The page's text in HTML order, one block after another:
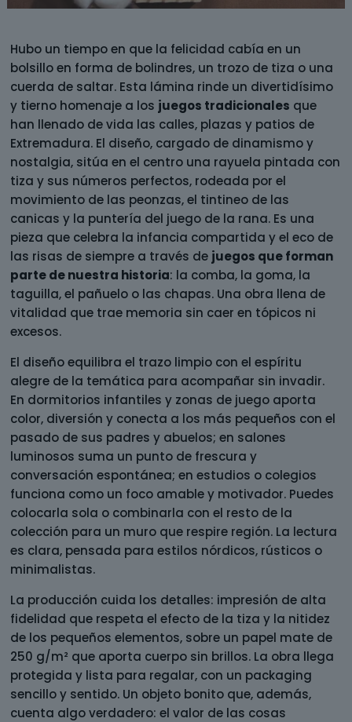
Hubo un tiempo en que la felicidad cabía en un
bolsillo en forma de bolindres, un trozo de tiza o una
cuerda de saltar. Esta lámina rinde un divertidísimo
y tierno homenaje a los juegos tradicionales que
han llenado de vida las calles, plazas y patios de
Extremadura. El diseño, cargado de dinamismo y
nostalgia, sitúa en el centro una rayuela pintada con
tiza y sus números perfectos, rodeada por el
movimiento de las peonzas, el tintineo de las
canicas y la puntería del juego de la rana. Es una
pieza que celebra la infancia compartida y el eco de
las risas de siempre a través de juegos que forman
parte de nuestra historia: la comba, la goma, la
taguilla, el pañuelo o las chapas. Una obra llena de
vitalidad que trae memoria sin caer en tópicos ni
excesos.
El diseño equilibra el trazo limpio con el espíritu
alegre de la temática para acompañar sin invadir.
En dormitorios infantiles y zonas de juego aporta
color, diversión y conecta a los más pequeños con el
pasado de sus padres y abuelos; en salones
luminosos suma un punto de frescura y
conversación espontánea; en estudios o colegios
funciona como un foco amable y motivador. Puedes
colocarla sola o combinarla con el resto de la
colección para un muro que respire región. La lectura
es clara, pensada para estilos nórdicos, rústicos o
minimalistas.
La producción cuida los detalles: impresión de alta
fidelidad que respeta el efecto de la tiza y la nitidez
de los pequeños elementos, sobre un papel mate de
250 g/m² que aporta cuerpo sin brillos. La obra llega
protegida y lista para regalar, con un packaging
sencillo y sentido. Un objeto bonito que, además,
cuenta algo verdadero: el valor de las cosas